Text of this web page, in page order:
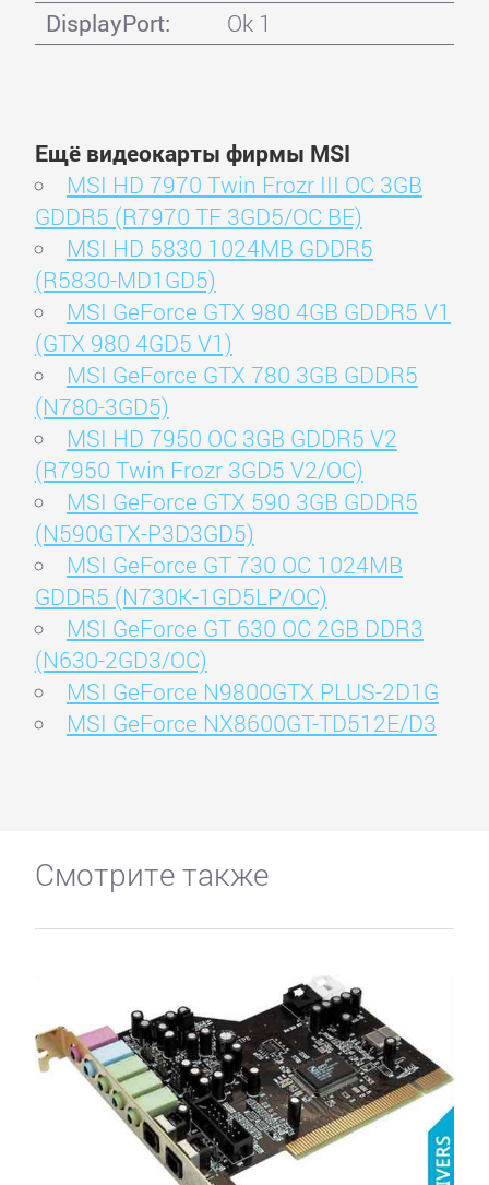
DisplayPort: Ok 1
Ещё видеокарты фирмы MSI
MSI HD 7970 Twin Frozr III OC 3GB
GDDR5 (R7970 TF 3GD5/OC BE)
MSI HD 5830 1024MB GDDR5
(R5830-MD1GD5)
MSI GeForce GTX 980 4GB GDDR5 V1
(GTX 980 4GD5 V1)
MSI GeForce GTX 780 3GB GDDR5
(N780-3GD5)
MSI HD 7950 OC 3GB GDDR5 V2
(R7950 Twin Frozr 3GD5 V2/OC)
MSI GeForce GTX 590 3GB GDDR5
(N590GTX-P3D3GD5)
MSI GeForce GT 730 OC 1024MB
GDDR5 (N730K-1GD5LP/OC)
MSI GeForce GT 630 OC 2GB DDR3
(N630-2GD3/OC)
MSI GeForce N9800GTX PLUS-2D1G
MSI GeForce NX8600GT-TD512E/D3
Смотрите также